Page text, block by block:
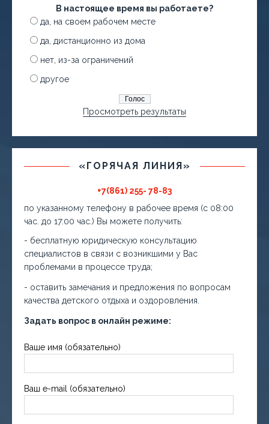
В настоящее время вы работаете?
да, на своем рабочем месте
да, дистанционно из дома
нет, из-за ограничений
другое
Просмотреть результаты
«ГОРЯЧАЯ ЛИНИЯ»
+7(861) 255- 78-83
по указанному телефону в рабочее время (с 08:00
час. до 17:00 час.) Вы можете получить:
- бесплатную юридическую консультацию
специалистов в связи с возникшими у Вас
проблемами в процессе труда;
- оставить замечания и предложения по вопросам
качества детского отдыха и оздоровления.
Задать вопрос в онлайн режиме:
Ваше имя (обязательно)
Ваш e-mail (обязательно)